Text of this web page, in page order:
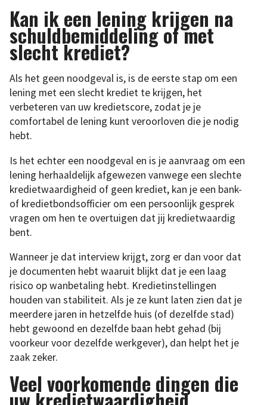
Kan ik een lening krijgen na
schuldbemiddeling of met
slecht krediet?
Als het geen noodgeval is, is de eerste stap om een ​​
lening met een slecht krediet te krijgen, het
verbeteren van uw kredietscore, zodat je je
comfortabel de lening kunt veroorloven die je nodig
hebt.
Is het echter een noodgeval en is je aanvraag om een ​​
lening herhaaldelijk afgewezen vanwege een slechte
kredietwaardigheid of geen krediet, kan je een bank-
of kredietbondsofficier om een ​​persoonlijk gesprek
vragen om hen te overtuigen dat jij kredietwaardig
bent.
Wanneer je dat interview krijgt, zorg er dan voor dat
je documenten hebt waaruit blijkt dat je een laag
risico op wanbetaling hebt. Kredietinstellingen
houden van stabiliteit. Als je ze kunt laten zien dat je
meerdere jaren in hetzelfde huis (of dezelfde stad)
hebt gewoond en dezelfde baan hebt gehad (bij
voorkeur voor dezelfde werkgever), dan helpt het je
zaak zeker.
Veel voorkomende dingen die